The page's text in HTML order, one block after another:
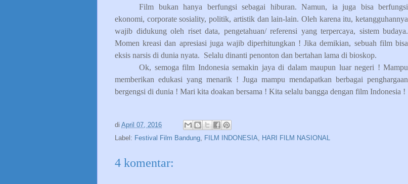
Film bukan hanya berfungsi sebagai hiburan. Namun, ia juga bisa berfungsi
ekonomi, corporate sosiality, politik, artistik dan lain-lain. Oleh karena itu, ketangguhannya
wajib didukung oleh riset data, pengetahuan/ referensi yang terpercaya, sistem budaya.
Momen kreasi dan apresiasi juga wajib diperhitungkan ! Jika demikian, sebuah film bisa
eksis narsis di dunia nyata. Selalu dinanti penonton dan bertahan lama di bioskop.
Ok, semoga film Indonesia semakin jaya di dalam maupun luar negeri ! Mampu
memberikan edukasi yang menarik ! Juga mampu mendapatkan berbagai penghargaan
bergengsi di dunia ! Mari kita doakan bersama ! Kita selalu bangga dengan film Indonesia !
di April 07, 2016
Label: Festival Film Bandung, FILM INDONESIA, HARI FILM NASIONAL
4 komentar: